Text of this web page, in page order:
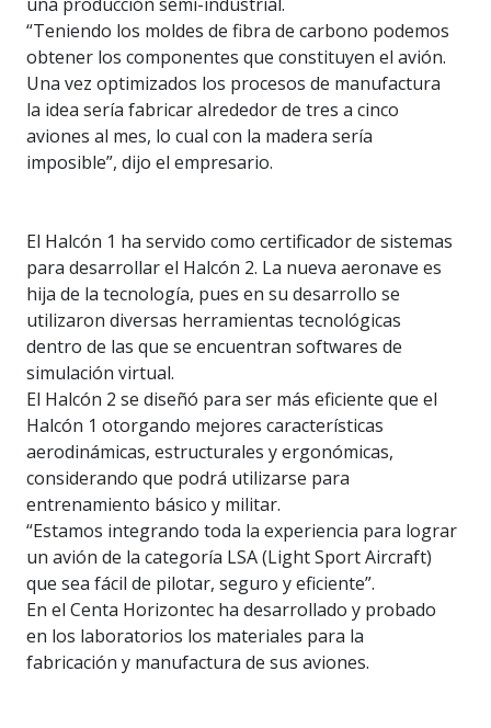
“Teniendo los moldes de fibra de carbono podemos
obtener los componentes que constituyen el avión.
Una vez optimizados los procesos de manufactura
la idea sería fabricar alrededor de tres a cinco
aviones al mes, lo cual con la madera sería
imposible”, dijo el empresario.
El Halcón 1 ha servido como certificador de sistemas
para desarrollar el Halcón 2. La nueva aeronave es
hija de la tecnología, pues en su desarrollo se
utilizaron diversas herramientas tecnológicas
dentro de las que se encuentran softwares de
simulación virtual.
El Halcón 2 se diseñó para ser más eficiente que el
Halcón 1 otorgando mejores características
aerodinámicas, estructurales y ergonómicas,
considerando que podrá utilizarse para
entrenamiento básico y militar.
“Estamos integrando toda la experiencia para lograr
un avión de la categoría LSA (Light Sport Aircraft)
que sea fácil de pilotar, seguro y eficiente”.
En el Centa Horizontec ha desarrollado y probado
en los laboratorios los materiales para la
fabricación y manufactura de sus aviones.